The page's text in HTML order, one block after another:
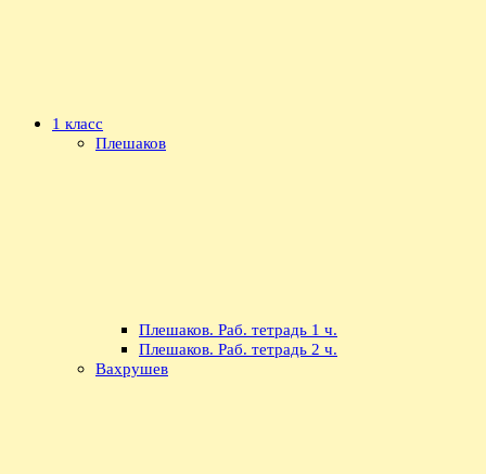
1 класс
Плешаков
Плешаков. Раб. тетрадь 1 ч.
Плешаков. Раб. тетрадь 2 ч.
Вахрушев